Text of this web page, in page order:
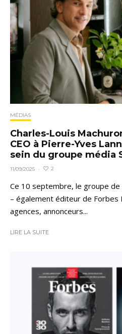
MÉDIAS
Charles-Louis
CEO à Pierre-Yves
sein du groupe média
11/09/2025 · 2
Ce 10 septembre, le groupe
– également éditeur de Forbes
agences, annonceurs...
LIRE LA SUITE